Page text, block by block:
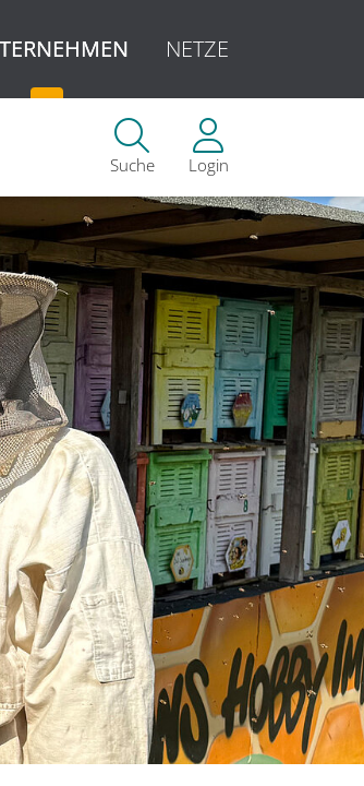
NETZE
Suche Login